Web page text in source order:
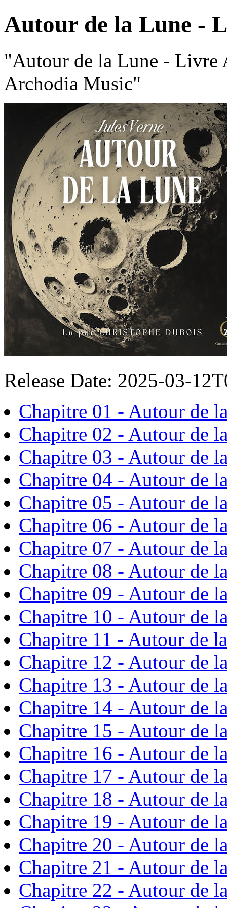
Autour de la Lune -
"Autour de la Lune - Livre
Archodia Music"
Release Date: 2025-03-
Chapitre 01 - Autour de
Chapitre 02 - Autour de
Chapitre 03 - Autour de
Chapitre 04 - Autour de
Chapitre 05 - Autour de
Chapitre 06 - Autour de
Chapitre 07 - Autour de
Chapitre 08 - Autour de
Chapitre 09 - Autour de
Chapitre 10 - Autour de
Chapitre 11 - Autour de
Chapitre 12 - Autour de
Chapitre 13 - Autour de
Chapitre 14 - Autour de
Chapitre 15 - Autour de
Chapitre 16 - Autour de
Chapitre 17 - Autour de
Chapitre 18 - Autour de
Chapitre 19 - Autour de
Chapitre 20 - Autour de
Chapitre 21 - Autour de
Chapitre 22 - Autour de